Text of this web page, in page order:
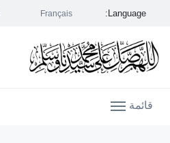
Language:
Français
قائمة